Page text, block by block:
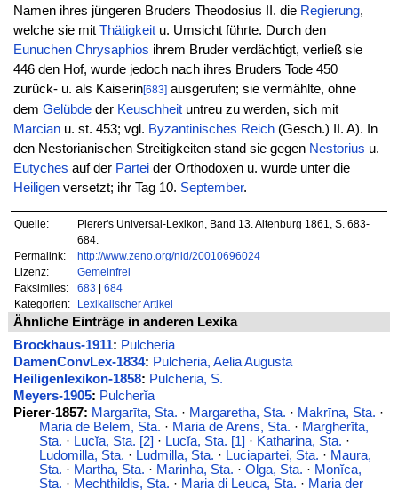
Namen ihres jüngeren Bruders Theodosius II. die Regierung,
welche sie mit Thätigkeitu. Umsicht führte. Durch den
Eunuchen Chrysaphios ihrem Bruder verdächtigt, verließ sie
446 den Hof, wurde jedoch nach ihres Bruders Tode 450
zurück- u. als Kaiserin[683]ausgerufen; sie vermählte, ohne
dem Gelübdeder Keuschheituntreu zu werden, sich mit
Marcianu. st. 453; vgl. Byzantinisches Reich(Gesch.) II. A). In
den Nestorianischen Streitigkeiten stand sie gegen Nestorius u.
Eutyches auf der Parteider Orthodoxen u. wurde unter die
Heiligenversetzt; ihr Tag 10. September.
Quelle:
Pierer's Universal-Lexikon, Band 13. Altenburg 1861, S. 683-
684.
Permalink:
http://www.zeno.org/nid/20010696024
Lizenz:
Gemeinfrei
Faksimiles:
683 | 684
Kategorien:
Lexikalischer Artikel
Ähnliche Einträge in anderen Lexika
Brockhaus-1911: Pulcheria
DamenConvLex-1834: Pulcheria, Aelia Augusta
Heiligenlexikon-1858: Pulcheria, S.
Meyers-1905: Pulcherĭa
Pierer-1857: Margarīta, Sta. · Margaretha, Sta. · Makrīna, Sta. ·
Maria de Belem, Sta. · Maria de Arens, Sta. · Margherīta,
Sta. · Lucĭa, Sta. [2] · Lucĭa, Sta. [1] · Katharina, Sta. ·
Ludomilla, Sta. · Ludmilla, Sta. · Luciapartei, Sta. · Maura,
Sta. · Martha, Sta. · Marinha, Sta. · Olga, Sta. · Monĭca,
Sta. · Mechthildis, Sta. · Maria di Leuca, Sta. · Maria der